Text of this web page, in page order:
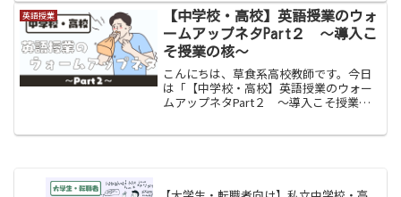
if, that)の１つである「that」は...
英語授業
【中学校・高校】英語授業のウォ
ームアップネタPart２ 〜導入こ
そ授業の核〜
こんにちは、草食系高校教師です。今日
は「【中学校・高校】英語授業のウォー
ムアップネタPart２ 〜導入こそ授業の